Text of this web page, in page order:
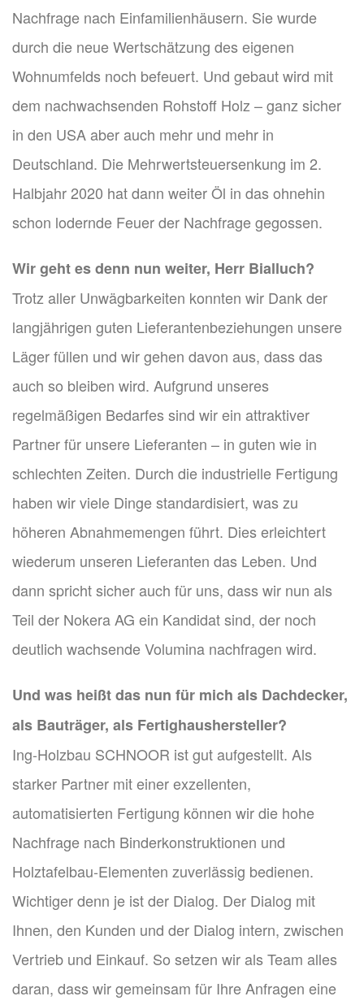
Nachfrage nach Einfamilienhäusern. Sie wurde
durch die neue Wertschätzung des eigenen
Wohnumfelds noch befeuert. Und gebaut wird mit
dem nachwachsenden Rohstoff Holz – ganz sicher
in den USA aber auch mehr und mehr in
Deutschland. Die Mehrwertsteuersenkung im 2.
Halbjahr 2020 hat dann weiter Öl in das ohnehin
schon lodernde Feuer der Nachfrage gegossen.
Wir geht es denn nun weiter, Herr Bialluch?
Trotz aller Unwägbarkeiten konnten wir Dank der
langjährigen guten Lieferantenbeziehungen unsere
Läger füllen und wir gehen davon aus, dass das
auch so bleiben wird. Aufgrund unseres
regelmäßigen Bedarfes sind wir ein attraktiver
Partner für unsere Lieferanten – in guten wie in
schlechten Zeiten. Durch die industrielle Fertigung
haben wir viele Dinge standardisiert, was zu
höheren Abnahmemengen führt. Dies erleichtert
wiederum unseren Lieferanten das Leben. Und
dann spricht sicher auch für uns, dass wir nun als
Teil der Nokera AG ein Kandidat sind, der noch
deutlich wachsende Volumina nachfragen wird.
Und was heißt das nun für mich als Dachdecker,
als Bauträger, als Fertighaushersteller?
Ing-Holzbau SCHNOOR ist gut aufgestellt. Als
starker Partner mit einer exzellenten,
automatisierten Fertigung können wir die hohe
Nachfrage nach Binderkonstruktionen und
Holztafelbau-Elementen zuverlässig bedienen.
Wichtiger denn je ist der Dialog. Der Dialog mit
Ihnen, den Kunden und der Dialog intern, zwischen
Vertrieb und Einkauf. So setzen wir als Team alles
daran, dass wir gemeinsam für Ihre Anfragen eine